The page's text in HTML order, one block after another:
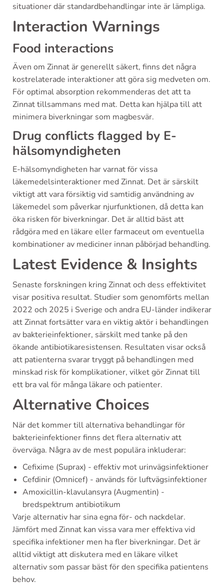
situationer där standardbehandlingar inte är lämpliga.
Interaction Warnings
Food interactions
Även om Zinnat är generellt säkert, finns det några
kostrelaterade interaktioner att göra sig medveten om.
För optimal absorption rekommenderas det att ta
Zinnat tillsammans med mat. Detta kan hjälpa till att
minimera biverkningar som magbesvär.
Drug conflicts flagged by E-
hälsomyndigheten
E-hälsomyndigheten har varnat för vissa
läkemedelsinteraktioner med Zinnat. Det är särskilt
viktigt att vara försiktig vid samtidig användning av
läkemedel som påverkar njurfunktionen, då detta kan
öka risken för biverkningar. Det är alltid bäst att
rådgöra med en läkare eller farmaceut om eventuella
kombinationer av mediciner innan påbörjad behandling.
Latest Evidence & Insights
Senaste forskningen kring Zinnat och dess effektivitet
visar positiva resultat. Studier som genomförts mellan
2022 och 2025 i Sverige och andra EU-länder indikerar
att Zinnat fortsätter vara en viktig aktör i behandlingen
av bakterieinfektioner, särskilt med tanke på den
ökande antibiotikaresistensen. Resultaten visar också
att patienterna svarar tryggt på behandlingen med
minskad risk för komplikationer, vilket gör Zinnat till
ett bra val för många läkare och patienter.
Alternative Choices
När det kommer till alternativa behandlingar för
bakterieinfektioner finns det flera alternativ att
överväga. Några av de mest populära inkluderar:
Cefixime (Suprax) - effektiv mot urinvägsinfektioner
Cefdinir (Omnicef) - används för luftvägsinfektioner
Amoxicillin-klavulansyra (Augmentin) -
bredspektrum antibiotikum
Varje alternativ har sina egna för- och nackdelar.
Jämfört med Zinnat kan vissa vara mer effektiva vid
specifika infektioner men ha fler biverkningar. Det är
alltid viktigt att diskutera med en läkare vilket
alternativ som passar bäst för den specifika patientens
behov.